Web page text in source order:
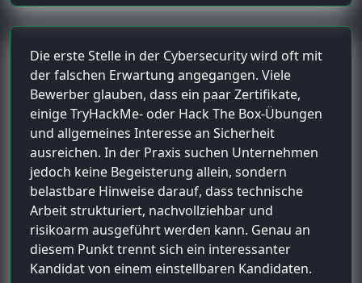
Die erste Stelle in der Cybersecurity wird oft mit
der falschen Erwartung angegangen. Viele
Bewerber glauben, dass ein paar Zertifikate,
einige TryHackMe- oder Hack The Box-Übungen
und allgemeines Interesse an Sicherheit
ausreichen. In der Praxis suchen Unternehmen
jedoch keine Begeisterung allein, sondern
belastbare Hinweise darauf, dass technische
Arbeit strukturiert, nachvollziehbar und
risikoarm ausgeführt werden kann. Genau an
diesem Punkt trennt sich ein interessanter
Kandidat von einem einstellbaren Kandidaten.